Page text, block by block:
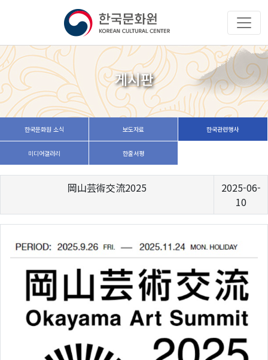
게시판
한국문화원 소식 보도자료 한국관련행사
미디어갤러리 한줄서평
岡山芸術交流2025
2025-06-
10